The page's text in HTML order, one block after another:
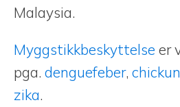
Malaysia.
Myggstikkbeskyttelse er
pga. denguefeber,
zika.